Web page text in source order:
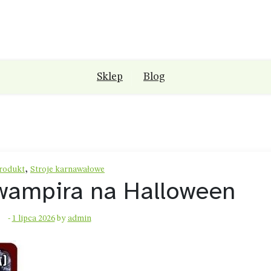
Sklep Blog
, Stroje karnawałowe
na Halloween
- 1 lipca 2026by admin